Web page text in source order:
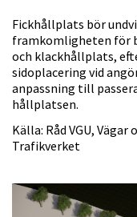
Fickhållplats bör
framkomligheten för
och klackhållplats,
sidoplacering vid
anpassning till
hållplatsen.
Källa: Råd VGU,
Trafikverket